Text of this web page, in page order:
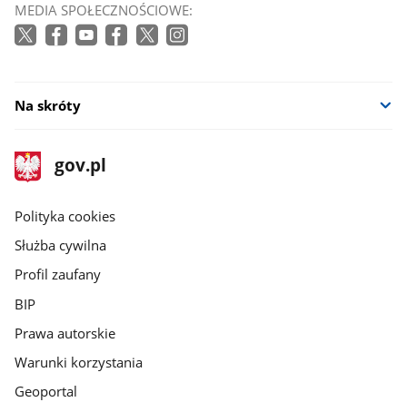
się
w
MEDIA SPOŁECZNOŚCIOWE:
Na skróty
stopka
gov.pl
Strona
gov.pl
gov.pl
Polityka cookies
Służba cywilna
Profil zaufany
BIP
Prawa autorskie
Warunki korzystania
Geoportal